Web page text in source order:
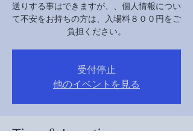
送りする事はできますが、、個人情報につい
て不安をお持ちの方は、入場料８００円をご
負担ください。
受付停止
他のイベントを見る
Time & Location